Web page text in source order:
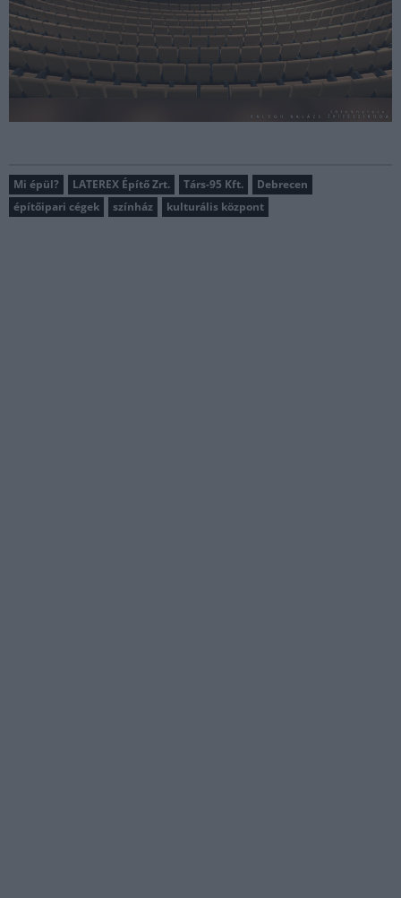
Mi épül? LATEREX Építő Zrt. Társ-95 Kft.
Debrecen
építőipari cégek
színház kulturális központ